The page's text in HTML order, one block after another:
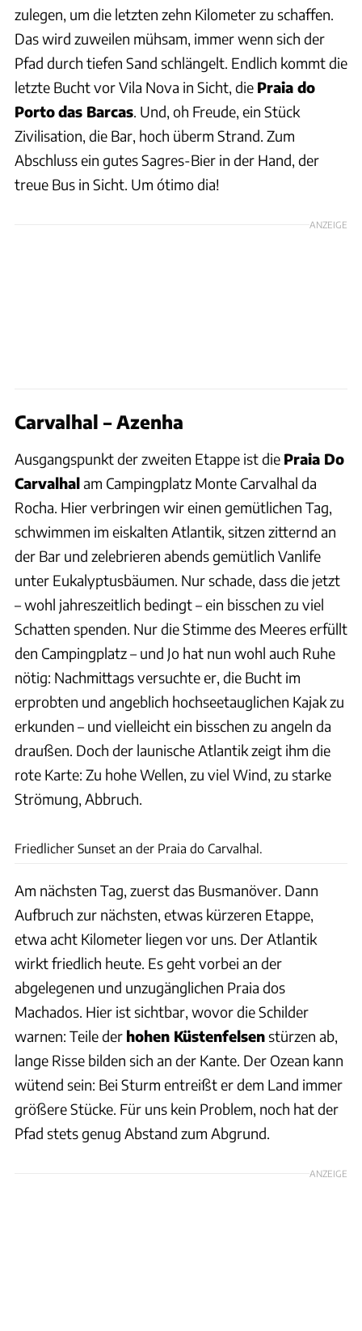
zulegen, um die letzten zehn Kilometer zu schaffen.
Das wird zuweilen mühsam, immer wenn sich der
Pfad durch tiefen Sand schlängelt. Endlich kommt die
letzte Bucht vor Vila Nova in Sicht, die Praia do
Portodas Barcas. Und, oh Freude, ein Stück
Zivilisation, die Bar, hoch überm Strand. Zum
Abschluss ein gutes Sagres-Bier in der Hand, der
treue Bus in Sicht. Um ótimo dia!
ANZEIGE
Carvalhal – Azenha
Ausgangspunkt der zweiten Etappe ist die Praia Do
Carvalhalam Campingplatz Monte Carvalhal da
Rocha. Hier verbringen wir einen gemütlichen Tag,
schwimmen im eiskalten Atlantik, sitzen zitternd an
der Bar und zelebrieren abends gemütlich Vanlife
unter Eukalyptusbäumen. Nur schade, dass die jetzt
– wohl jahreszeitlich bedingt – ein bisschen zu viel
Schatten spenden. Nur die Stimme des Meeres erfüllt
den Campingplatz – und Jo hat nun wohl auch Ruhe
nötig: Nachmittags versuchte er, die Bucht im
erprobten und angeblich hochseetauglichen Kajak zu
erkunden – und vielleicht ein bisschen zu angeln da
draußen. Doch der launische Atlantik zeigt ihm die
rote Karte: Zu hohe Wellen, zu viel Wind, zu starke
Strömung, Abbruch.
Friedlicher Sunset an der Praia do Carvalhal.
Am nächsten Tag, zuerst das Busmanöver. Dann
Aufbruch zur nächsten, etwas kürzeren Etappe,
etwa acht Kilometer liegen vor uns. Der Atlantik
wirkt friedlich heute. Es geht vorbei an der
abgelegenen und unzugänglichen Praia dos
Machados. Hier ist sichtbar, wovor die Schilder
warnen: Teile der hohen Küstenfelsenstürzen ab,
lange Risse bilden sich an der Kante. Der Ozean kann
wütend sein: Bei Sturm entreißt er dem Land immer
größere Stücke. Für uns kein Problem, noch hat der
Pfad stets genug Abstand zum Abgrund.
ANZEIGE